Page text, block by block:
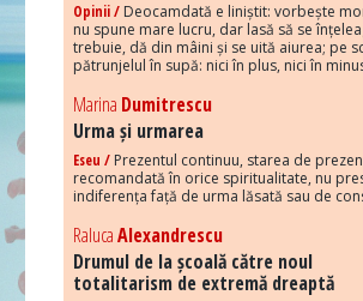
Opinii / Deocamdată e liniștit: vorbește
nu spune mare lucru, dar lasă să se
trebuie, dă din mâini și se uită aiurea; pe
pătrunjelul în supă: nici în plus, nici în
Marina Dumitrescu
Urma și urmarea
Eseu / Prezentul continuu, starea de
recomandată în orice spiritualitate, nu
indiferența față de urma lăsată sau de
RalucaAlexandrescu
Drumul de la școală către noul
totalitarism de extremă dreaptă